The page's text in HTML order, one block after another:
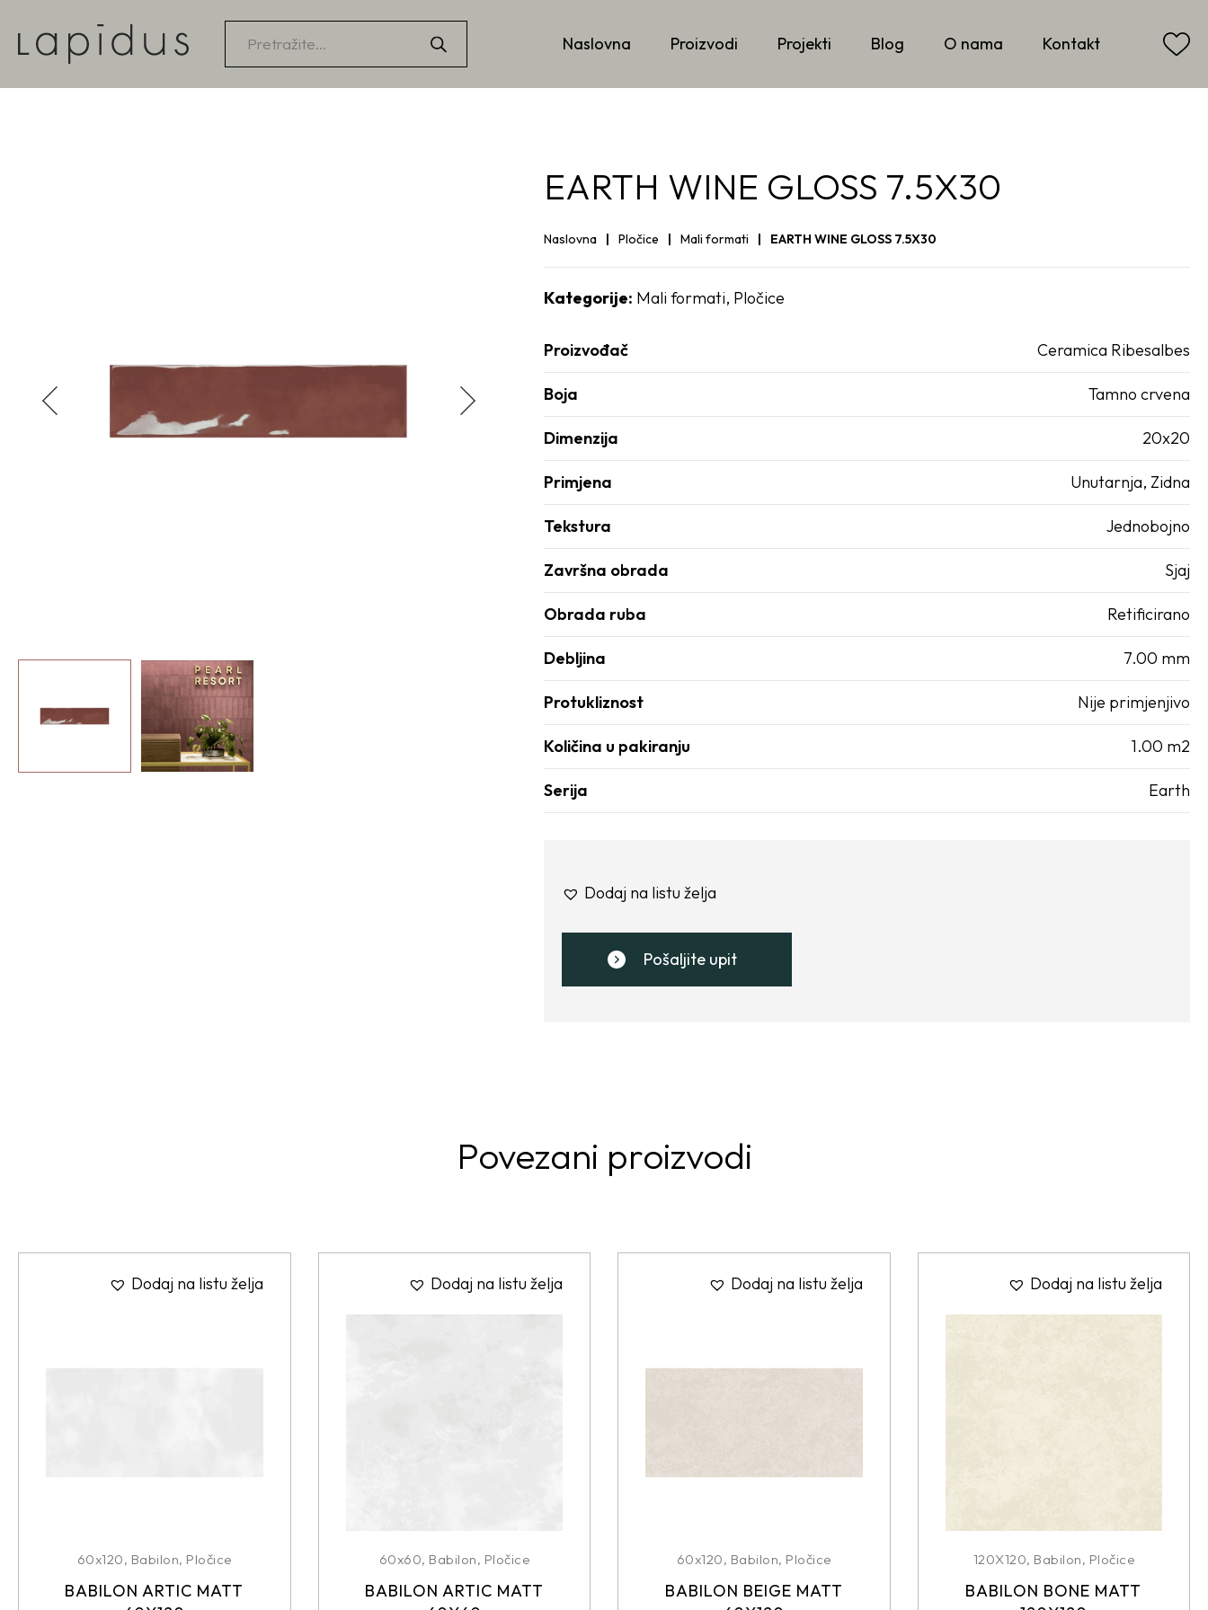
Products
search
Naslovna Proizvodi Projekti Blog O nama Kontakt
EARTH WINE GLOSS 7.5X30
Naslovna Pločice Mali formati EARTH WINE GLOSS 7.5X30
Kategorije: Mali formati, Pločice
Proizvođač Ceramica Ribesalbes
Boja Tamno crvena
Dimenzija 20x20
Primjena Unutarnja, Zidna
Tekstura Jednobojno
Završna obrada Sjaj
Obrada ruba Retificirano
Debljina 7.00 mm
Protukliznost Nije primjenjivo
Količina u pakiranju 1.00 m2
Serija Earth
Dodaj na listu želja
Pošaljite upit
Povezani proizvodi
Dodaj na listu želja
60x120, Babilon, Pločice
BABILON ARTIC MATT
Dodaj na listu želja
60x60, Babilon, Pločice
BABILON ARTIC MATT
Dodaj na listu želja
60x120, Babilon, Pločice
BABILON BEIGE MATT
Dodaj na listu želja
120X120, Babilon, Pločice
BABILON BONE MATT